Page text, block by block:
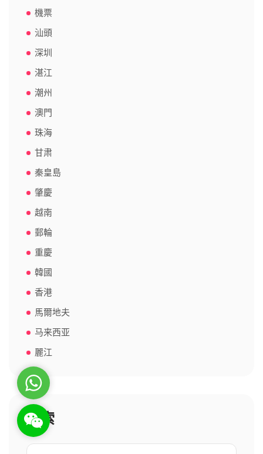
機票
汕頭
深圳
湛江
潮州
澳門
珠海
甘肃
秦皇島
肇慶
越南
郵輪
重慶
韓國
香港
馬爾地夫
马来西亚
麗江
搜索
WhatsApp
WeChat: rsgt819